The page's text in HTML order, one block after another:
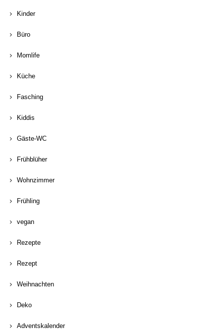
Kinder
Büro
Momlife
Küche
Fasching
Kiddis
Gäste-WC
Frühblüher
Wohnzimmer
Frühling
vegan
Rezepte
Rezept
Weihnachten
Deko
Adventskalender